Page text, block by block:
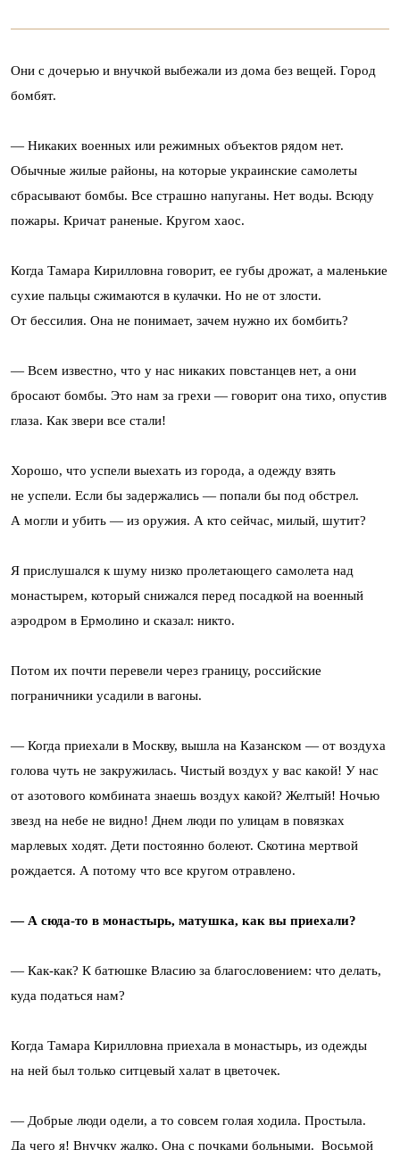
Они с дочерью и внучкой выбежали из дома без вещей. Город
бомбят.
— Никаких военных или режимных объектов рядом нет.
Обычные жилые районы, на которые украинские самолеты
сбрасывают бомбы. Все страшно напуганы. Нет воды. Всюду
пожары. Кричат раненые. Кругом хаос.
Когда Тамара Кирилловна говорит, ее губы дрожат, а маленькие
сухие пальцы сжимаются в кулачки. Но не от злости.
От бессилия. Она не понимает, зачем нужно их бомбить?
— Всем известно, что у нас никаких повстанцев нет, а они
бросают бомбы. Это нам за грехи — говорит она тихо, опустив
глаза. Как звери все стали!
Хорошо, что успели выехать из города, а одежду взять
не успели. Если бы задержались — попали бы под обстрел.
А могли и убить — из оружия. А кто сейчас, милый, шутит?
Я прислушался к шуму низко пролетающего самолета над
монастырем, который снижался перед посадкой на военный
аэродром в Ермолино и сказал: никто.
Потом их почти перевели через границу, российские
пограничники усадили в вагоны.
— Когда приехали в Москву, вышла на Казанском — от воздуха
голова чуть не закружилась. Чистый воздух у вас какой! У нас
от азотового комбината знаешь воздух какой? Желтый! Ночью
звезд на небе не видно! Днем люди по улицам в повязках
марлевых ходят. Дети постоянно болеют. Скотина мертвой
рождается. А потому что все кругом отравлено.
— А сюда-то в монастырь, матушка, как вы приехали?
— Как-как? К батюшке Власию за благословением: что делать,
куда податься нам?
Когда Тамара Кирилловна приехала в монастырь, из одежды
на ней был только ситцевый халат в цветочек.
— Добрые люди одели, а то совсем голая ходила. Простыла.
Да чего я! Внучку жалко. Она с почками больными. Восьмой